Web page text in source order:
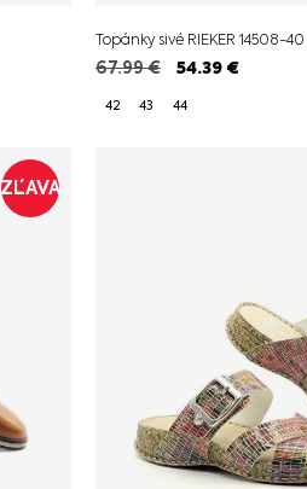
Topánky sivé RIEKER 14508-40
67.99€ 54.39€
42 43 44
ZĽAVA